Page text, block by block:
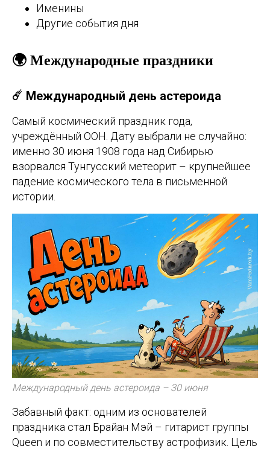
Именины
Другие события дня
🌍 Международные праздники
☄️ Международный день астероида
Самый космический праздник года,
учреждённый ООН. Дату выбрали не случайно:
именно 30 июня 1908 года над Сибирью
взорвался Тунгусский метеорит – крупнейшее
падение космического тела в письменной
истории.
Международный день астероида – 30 июня
Забавный факт: одним из основателей
праздника стал Брайан Мэй – гитарист группы
Queen и по совместительству астрофизик. Цель